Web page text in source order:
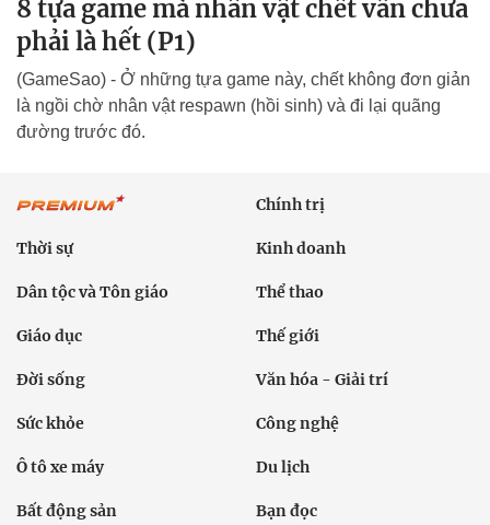
8 tựa game mà nhân vật chết vẫn chưa
phải là hết (P1)
(GameSao) - Ở những tựa game này, chết không đơn giản
là ngồi chờ nhân vật respawn (hồi sinh) và đi lại quãng
đường trước đó.
Chính trị
Thời sự Kinh doanh
Dân tộc và Tôn giáo Thể thao
Giáo dục Thế giới
Đời sống Văn hóa - Giải trí
Sức khỏe Công nghệ
Ô tô xe máy Du lịch
Bất động sản Bạn đọc